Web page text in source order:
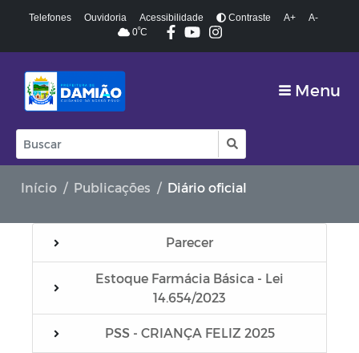
Telefones Ouvidoria Acessibilidade Contraste A+
A-
0ºC
Menu
Início Publicações Diário oficial
Parecer
Estoque Farmácia Básica - Lei
14.654/2023
PSS - CRIANÇA FELIZ 2025